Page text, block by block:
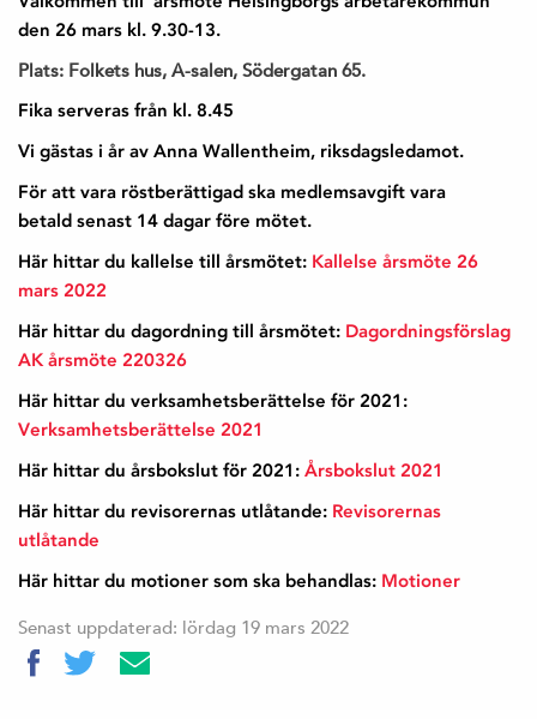
den 26 mars kl. 9.30-13.
Plats: Folkets hus, A-salen, Södergatan 65.
Fika serveras från kl. 8.45
Vi gästas i år av Anna Wallentheim, riksdagsledamot.
För att vara röstberättigad ska medlemsavgift vara
betald senast 14 dagar före mötet.
Här hittar du kallelse till årsmötet: Kallelse årsmöte 26
mars 2022
Här hittar du dagordning till årsmötet: Dagordningsförslag
AK årsmöte 220326
Här hittar du verksamhetsberättelse för 2021:
Verksamhetsberättelse 2021
Här hittar du årsbokslut för 2021: Årsbokslut 2021
Här hittar du revisorernas utlåtande: Revisorernas
utlåtande
Här hittar du motioner som ska behandlas: Motioner
Senast uppdaterad: lördag 19 mars 2022